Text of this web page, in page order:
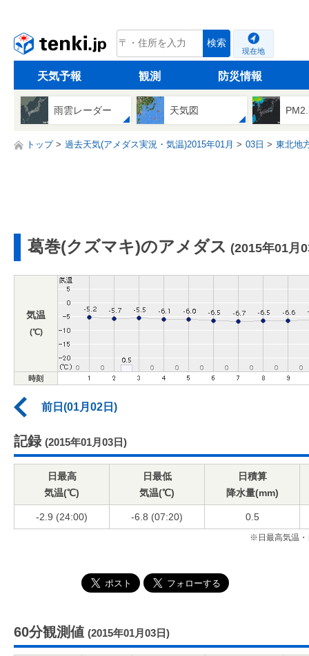
tenki.jp 検索
現在地
天気予報 観測 防災情報
雨雲レーダー 天気図
トップ 過去天気(アメダス実況・気温)2015年01月 03日 東北地
葛巻(クズマキ)のアメダス (2015年01月
気温
(℃)
時刻
前日(01月02日)
記録 (2015年01月03日)
日最高
気温(℃)
日最低
気温(℃)
日積算
降水量(mm)
-2.9 (24:00) -6.8 (07:20) 0.5
※日最高気温・
60分観測値 (2015年01月03日)